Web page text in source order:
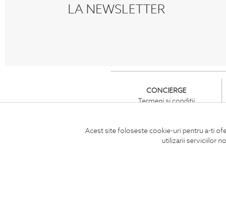
Acest site foloseste cookie-uri pentru a-ti
utilizarii serviciilor
LA NEWSLETTER
CONCIERGE
Termeni si conditii
Feedback site
ANPC